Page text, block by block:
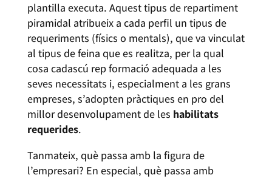
plantilla executa. Aquest tipus de repartiment
piramidal atribueix a cada perfil un tipus de
requeriments (físics o mentals), que va vinculat
al tipus de feina que es realitza, per la qual
cosa cadascú rep formació adequada a les
seves necessitats i, especialment a les grans
empreses, s’adopten pràctiques en pro del
millor desenvolupament de les habilitats
requerides.
Tanmateix, què passa amb la figura de
l’empresari? En especial, què passa amb